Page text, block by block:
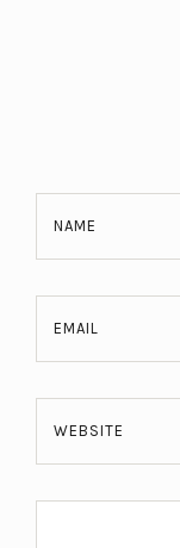
NAME
EMAIL
WEBSITE